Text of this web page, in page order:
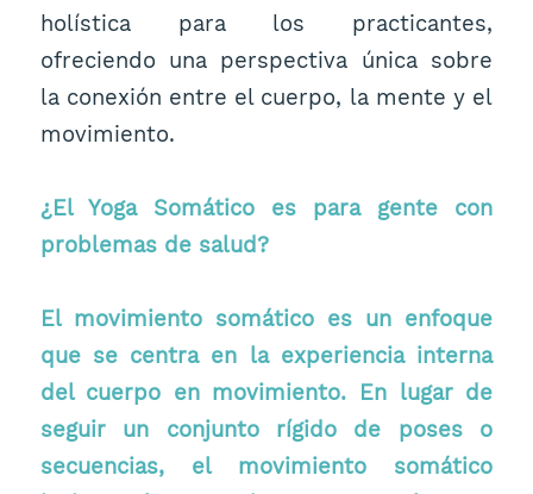
holística para los practicantes,
ofreciendo una perspectiva única sobre
la conexión entre el cuerpo, la mente y el
movimiento.
¿El Yoga Somático es para gente con
problemas de salud?
El movimiento somático es un enfoque
que se centra en la experiencia interna
del cuerpo en movimiento. En lugar de
seguir un conjunto rígido de poses o
secuencias, el movimiento somático